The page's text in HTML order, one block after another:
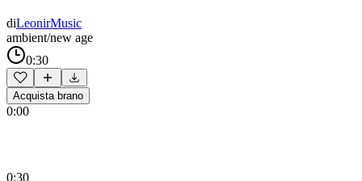
diLeonirMusic
ambient/new age
0:30
Acquista brano
0:00
0:30